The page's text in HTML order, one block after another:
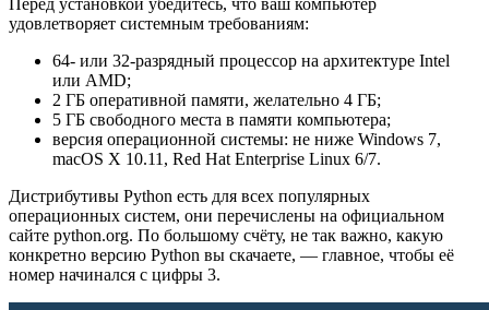
Перед установкой убедитесь, что ваш компьютер
удовлетворяет системным требованиям:
64- или 32-разрядный процессор на архитектуре Intel
или AMD;
2 ГБ оперативной памяти, желательно 4 ГБ;
5 ГБ свободного места в памяти компьютера;
версия операционной системы: не ниже Windows 7,
macOS X 10.11, Red Hat Enterprise Linux 6/7.
Дистрибутивы Python есть для всех популярных
операционных систем, они перечислены на официальном
сайте python.org. По большому счёту, не так важно, какую
конкретно версию Python вы скачаете, — главное, чтобы её
номер начинался с цифры 3.